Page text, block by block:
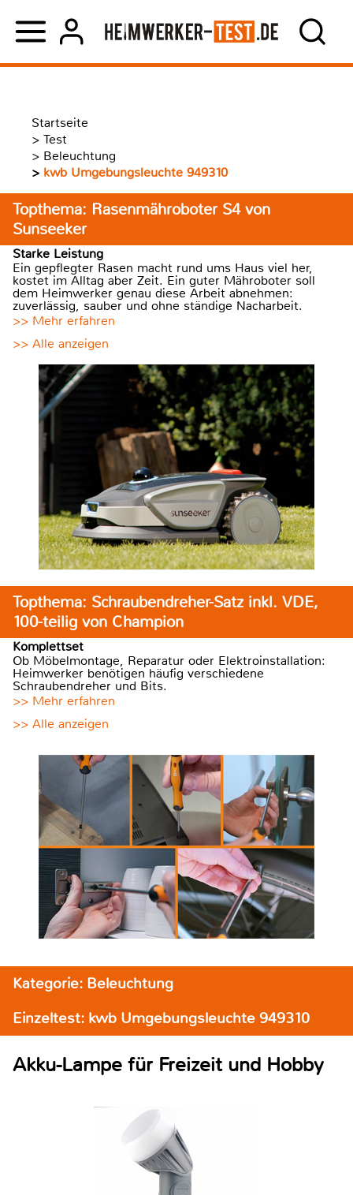
Startseite
> Test
> Beleuchtung
> kwb Umgebungsleuchte 949310
Topthema: Rasenmähroboter S4 von
Sunseeker
Starke Leistung
Ein gepflegter Rasen macht rund ums Haus viel her,
kostet im Alltag aber Zeit. Ein guter Mähroboter soll
dem Heimwerker genau diese Arbeit abnehmen:
zuverlässig, sauber und ohne ständige Nacharbeit.
>> Mehr erfahren
>> Alle anzeigen
Topthema: Schraubendreher-Satz inkl. VDE,
100-teilig von Champion
Komplettset
Ob Möbelmontage, Reparatur oder Elektroinstallation:
Heimwerker benötigen häufig verschiedene
Schraubendreher und Bits.
>> Mehr erfahren
>> Alle anzeigen
Kategorie: Beleuchtung
Einzeltest: kwb Umgebungsleuchte 949310
Akku-Lampe für Freizeit und Hobby